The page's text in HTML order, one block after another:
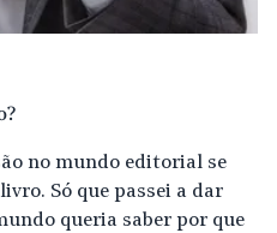
no mundo editorial se
Só que passei a dar
queria saber por que